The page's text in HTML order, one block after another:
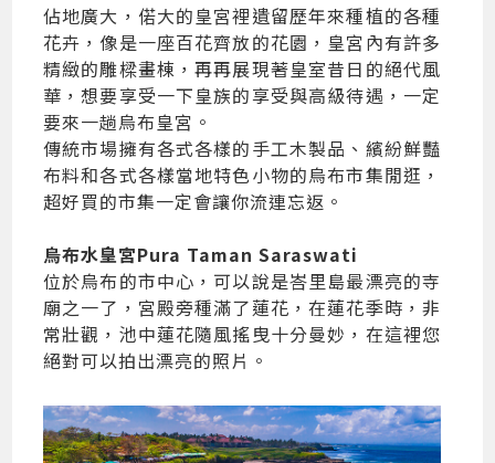
佔地廣大，偌大的皇宮裡遺留歷年來種植的各種
花卉，像是一座百花齊放的花園，皇宮內有許多
精緻的雕樑畫棟，再再展現著皇室昔日的絕代風
華，想要享受一下皇族的享受與高級待遇，一定
要來一趟烏布皇宮。
傳統市場擁有各式各樣的手工木製品、繽紛鮮豔
布料和各式各樣當地特色小物的烏布市集閒逛，
超好買的市集一定會讓你流連忘返。
烏布水皇宮Pura Taman Saraswati
位於烏布的市中心，可以說是峇里島最漂亮的寺
廟之一了，宮殿旁種滿了蓮花，在蓮花季時，非
常壯觀，池中蓮花隨風搖曳十分曼妙，在這裡您
絕對可以拍出漂亮的照片。